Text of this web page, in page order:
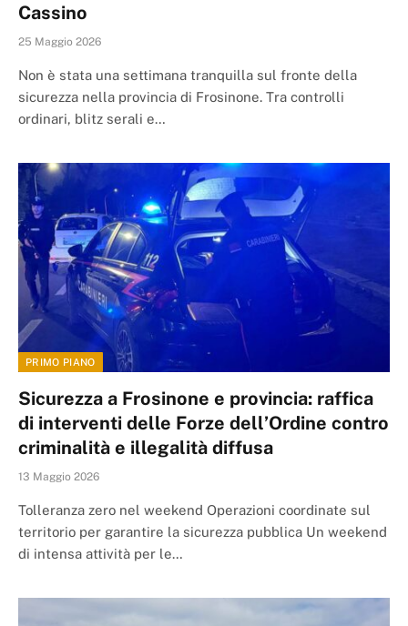
Cassino
25 Maggio 2026
Non è stata una settimana tranquilla sul fronte della
sicurezza nella provincia di Frosinone. Tra controlli
ordinari, blitz serali e…
PRIMO PIANO
Sicurezza a Frosinone e provincia: raffica
di interventi delle Forze dell’Ordine contro
criminalità e illegalità diffusa
13 Maggio 2026
Tolleranza zero nel weekend Operazioni coordinate sul
territorio per garantire la sicurezza pubblica Un weekend
di intensa attività per le…